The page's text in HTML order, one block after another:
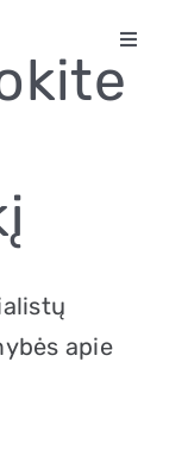
Toggle
apie